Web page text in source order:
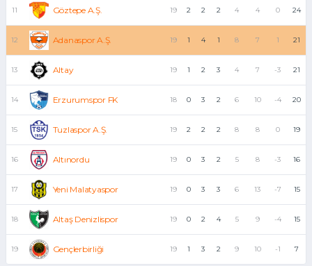
11 Göztepe A.Ş. 19 2 2 2 4 4 0 24
12 Adanaspor A.Ş. 19 1 4 1 8 7 1 21
13 Altay 19 1 2 3 4 7 -3 21
14 Erzurumspor FK 18 0 3 2 6 10 -4 20
15 Tuzlaspor A.Ş. 19 2 2 2 8 8 0 19
16 Altınordu 19 0 3 2 5 8 -3 16
17 Yeni Malatyaspor 19 0 3 3 6 13 -7 15
18 Altaş Denizlispor 19 0 2 4 5 9 -4 15
19 Gençlerbirliği 19 1 3 2 9 10 -1 7